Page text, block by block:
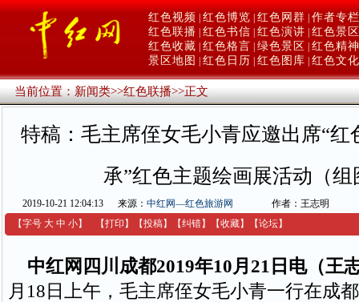
红色视频 红色博览 红色网群 作者专栏
红色联播 红色书信 红色演讲 红色景区
红色收藏 红色格言 绿色景区
红色精神
景区地图
红色日历 红色图库 红色文化
当前位置：新闻类>>红色联播>>正文
特稿：毛主席侄女毛小青应邀出席“红
承”红色主题绘画展活动（组
2019-10-21 12:04:13 来源： 中红网—红色旅游网
作者：王志明
【字号 大 中 小】 【打印 】 【投稿】 【纠错】 【收藏】 【论坛】
中红网四川成都2019年10月21日电（王
月18日上午，毛主席侄女毛小青一行在成